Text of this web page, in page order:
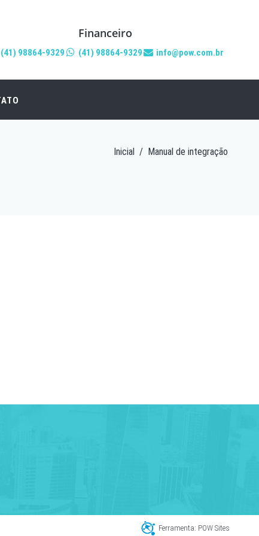
Financeiro
(41) 98864-9329 (41) 98864-9329 info@pow.com.br
Inicial / Manual de integração
Ferramenta: POW Sites